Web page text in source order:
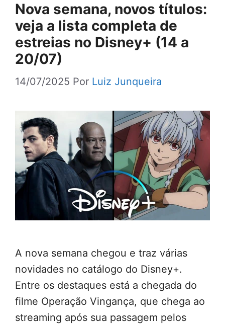
Nova semana, novos títulos:
veja a lista completa de
estreias no Disney+ (14 a
20/07)
14/07/2025 Por Luiz Junqueira
A nova semana chegou e traz várias
novidades no catálogo do Disney+.
Entre os destaques está a chegada do
filme Operação Vingança, que chega ao
streaming após sua passagem pelos